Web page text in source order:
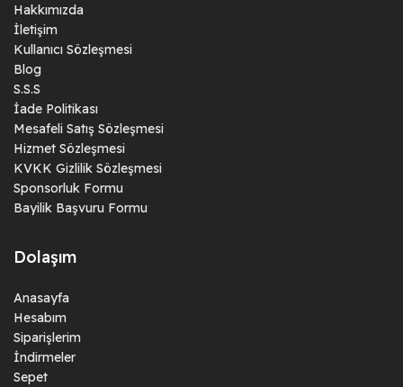
Hakkımızda
İletişim
Kullanıcı Sözleşmesi
Blog
S.S.S
İade Politikası
Mesafeli Satış Sözleşmesi
Hizmet Sözleşmesi
KVKK Gizlilik Sözleşmesi
Sponsorluk Formu
Bayilik Başvuru Formu
Dolaşım
Anasayfa
Hesabım
Siparişlerim
İndirmeler
Sepet